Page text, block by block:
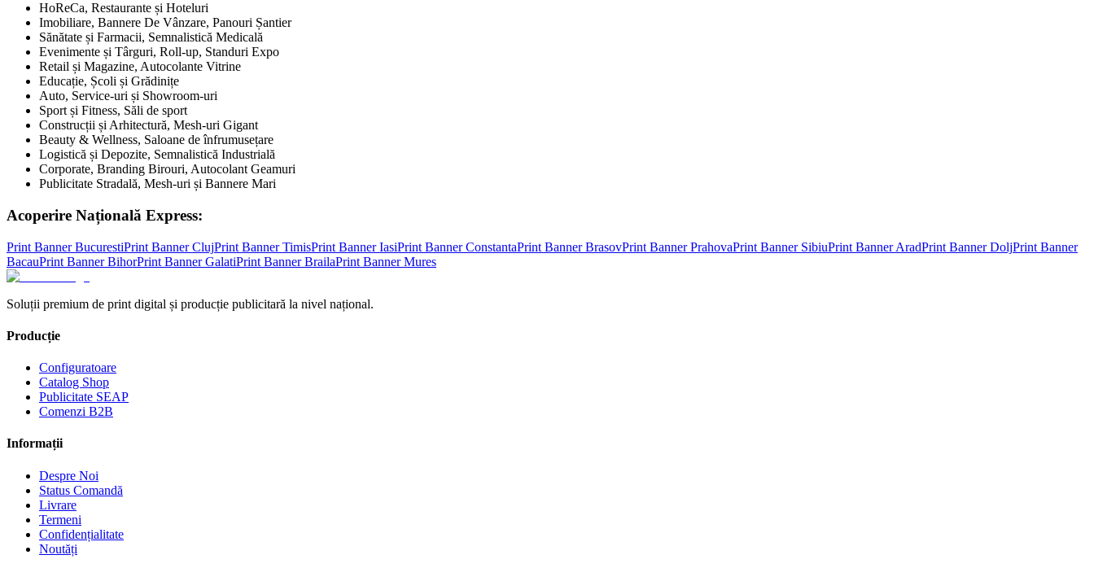
HoReCa, Restaurante și Hoteluri
Imobiliare, Bannere De Vânzare, Panouri Șantier
Sănătate și Farmacii, Semnalistică Medicală
Evenimente și Târguri, Roll-up, Standuri Expo
Retail și Magazine, Autocolante Vitrine
Educație, Școli și Grădinițe
Auto, Service-uri și Showroom-uri
Sport și Fitness, Săli de sport
Construcții și Arhitectură, Mesh-uri Gigant
Beauty & Wellness, Saloane de înfrumusețare
Logistică și Depozite, Semnalistică Industrială
Corporate, Branding Birouri, Autocolant Geamuri
Publicitate Stradală, Mesh-uri și Bannere Mari
Acoperire Națională Express:
Print BannerBucurestiPrint BannerClujPrint BannerTimisPrint BannerIasiPrint BannerConstantaPrint BannerBrasovPrint BannerPrahovaPrint Banner SibiuPrint BannerAradPrint BannerDoljPrint Banner
BacauPrint BannerBihorPrint BannerGalatiPrint BannerBrailaPrint BannerMures
Soluții premium de print digital și producție publicitară la nivel național.
Producție
Configuratoare
Catalog Shop
Publicitate SEAP
Comenzi B2B
Informații
Despre Noi
Status Comandă
Livrare
Termeni
Confidențialitate
Noutăți